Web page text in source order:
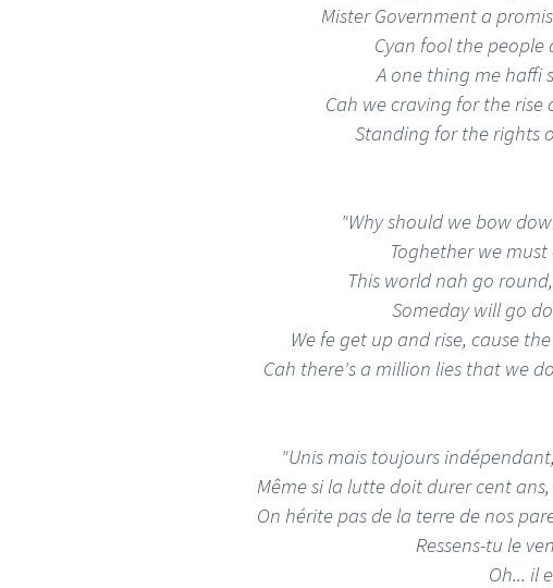
Mister Government a
Cyan fool the
A one thing me haffi
Cah we craving for the rise
Standing for the rights
"Why should we bow
Toghether we
This world nah go
Someday will go
We fe get up and rise, cause
Cah there's a million lies that we
"Unis mais toujours
Même si la lutte doit durer cent
On hérite pas de la terre de nos
Ressens-tu le
Oh... il